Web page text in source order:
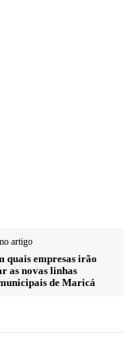
artigo
quais empresas irão
as novas linhas
de Maricá